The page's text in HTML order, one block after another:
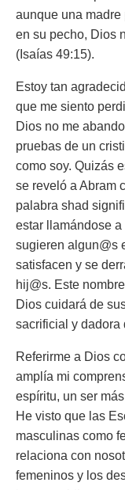
aunque una
en su pecho, Dios
(Isaías 49:15).
Estoy tan
que me siento
Dios no me
pruebas de un
como soy. Quizás
se reveló a Abram
palabra shad
estar llamándose a
sugieren algun@s
satisfacen y se
hij@s. Este
Dios cuidará de
sacrificial y dadora
Referirme a Dios
amplía mi
espíritu, un ser
He visto que las
masculinas como
relaciona con
femeninos y los